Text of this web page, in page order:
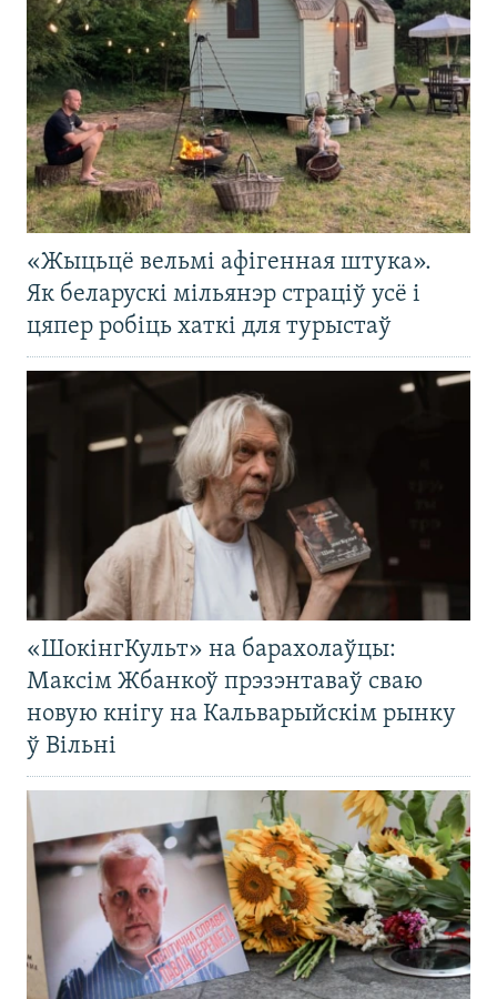
«Жыцьцё вельмі афігенная штука».
Як беларускі мільянэр страціў усё і
цяпер робіць хаткі для турыстаў
«ШокінгКульт» на барахолаўцы:
Максім Жбанкоў прэзэнтаваў сваю
новую кнігу на Кальварыйскім рынку
ў Вільні